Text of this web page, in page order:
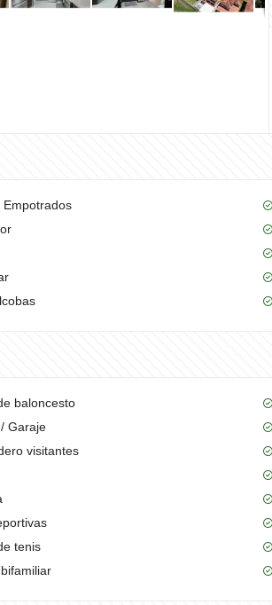
Empotrados
baloncesto
Garaje
visitantes
tenis